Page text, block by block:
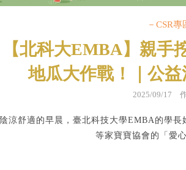
－CSR專
【北科大EMBA】親手
地瓜大作戰！｜公
2025/09/17
陰涼舒適的早晨，臺北科技大學EMBA的學
等家寶寶協會的「愛